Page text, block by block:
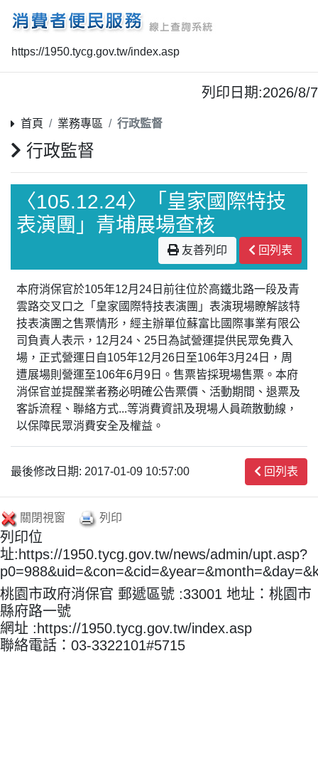
https://1950.tycg.gov.tw/index.asp
列印日期:2026/8/7
首頁 業務專區 行政監督
行政監督
〈105.12.24〉「皇家國際特技
表演團」青埔展場查核
友善列印 回列表
本府消保官於105年12月24日前往位於高鐵北路一段及青
雲路交叉口之「皇家國際特技表演團」表演現場瞭解該特
技表演團之售票情形，經主辦單位蘇富比國際事業有限公
司負責人表示，12月24、25日為試營運提供民眾免費入
場，正式營運日自105年12月26日至106年3月24日，周
遭展場則營運至106年6月9日。售票皆採現場售票。本府
消保官並提醒業者務必明確公告票價、活動期間、退票及
客訴流程、聯絡方式...等消費資訊及現場人員疏散動線，
以保障民眾消費安全及權益。
最後修改日期: 2017-01-09 10:57:00 回列表
關閉視窗 列印
列印位
址:https://1950.tycg.gov.tw/news/admin/upt.asp?
桃園市政府消保官 郵遞區號 :33001 地址：桃園市
縣府路一號
網址 :https://1950.tycg.gov.tw/index.asp
聯絡電話：03-3322101#5715